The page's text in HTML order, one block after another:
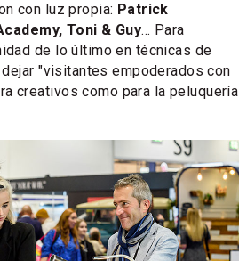
con luz propia: Patrick
Toni & Guy... Para
de lo último en técnicas de
"visitantes empoderados con
creativos como para la peluquería